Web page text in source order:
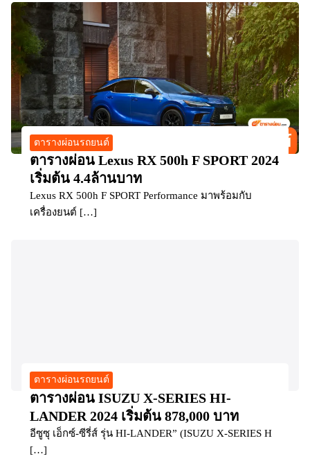
ตารางผ่อนรถยนต์
ตารางผ่อน Lexus RX 500h F SPORT 2024
เริ่มต้น 4.4ล้านบาท
Lexus RX 500h F SPORT Performance มาพร้อมกับ
เครื่องยนต์ […]
ตารางผ่อนรถยนต์
ตารางผ่อน ISUZU X-SERIES HI-
LANDER 2024 เริ่มต้น 878,000 บาท
อีซูซุ เอ็กซ์-ซีรี่ส์ รุ่น HI-LANDER” (ISUZU X-SERIES H
[…]